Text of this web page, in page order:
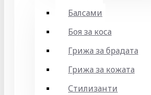
Балсами
Боя за коса
Грижа за брадата
Грижа за кожата
Стилизанти